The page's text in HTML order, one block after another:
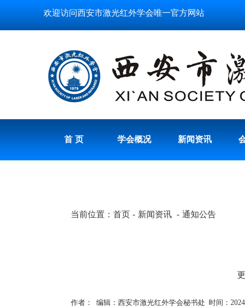
欢迎访问西安市激光红外学会唯一官方网站
首 页 学会概况 新闻资讯
当前位置：首页 - 新闻资讯 - 通知公告
作者： 编辑：西安市激光红外学会秘书处 时间：